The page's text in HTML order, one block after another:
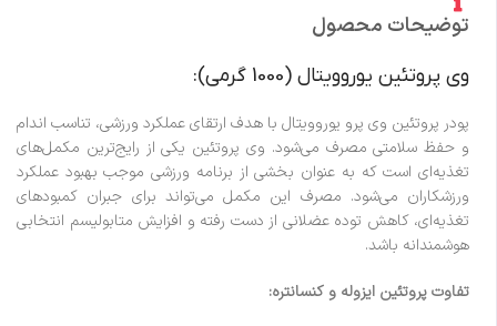
توضیحات محصول
وی پروتئین یوروویتال (1000 گرمی):
پودر پروتئین وی پرو یوروویتال با هدف ارتقای عملکرد ورزشی، تناسب اندام
و حفظ سلامتی مصرف می‌شود. وی پروتئین یکی از رایج‌ترین مکمل‌های
تغذیه‌ای است که به عنوان بخشی از برنامه ورزشی موجب بهبود عملکرد
ورزشکاران می‌شود. مصرف این مکمل می‌تواند برای جبران کمبودهای
تغذیه‌ای، کاهش توده عضلانی از دست رفته و افزایش متابولیسم انتخابی
هوشمندانه باشد.
تفاوت پروتئین ایزوله و کنسانتره: